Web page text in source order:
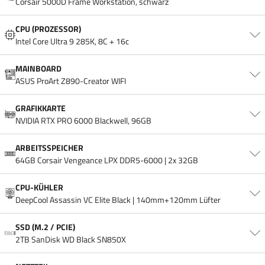
CPU (PROZESSOR)
Intel Core Ultra 9 285K, 8C + 16c
MAINBOARD
ASUS ProArt Z890-Creator WIFI
GRAFIKKARTE
NVIDIA RTX PRO 6000 Blackwell, 96GB
ARBEITSSPEICHER
64GB Corsair Vengeance LPX DDR5-6000 | 2x 32GB
CPU-KÜHLER
DeepCool Assassin VC Elite Black | 140mm+120mm Lüfter
SSD (M.2 / PCIE)
2TB SanDisk WD Black SN850X